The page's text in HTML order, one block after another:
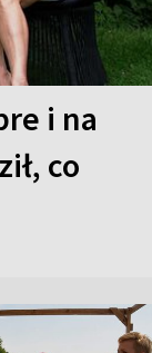
i na
co